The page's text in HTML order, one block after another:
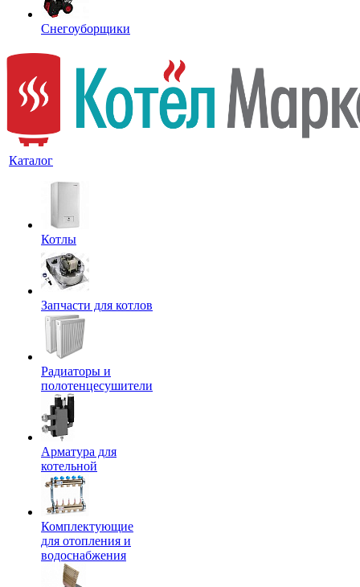
Снегоуборщики
Каталог
Котлы
Запчасти для котлов
Радиаторы и
полотенцесушители
Арматура для
котельной
Комплектующие
для отопления и
водоснабжения